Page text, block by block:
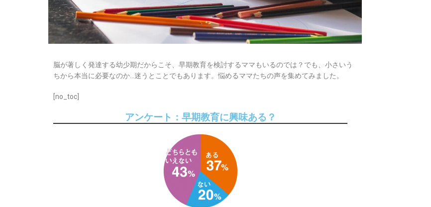
脳が著しく発達する幼少期だからこそ、早期教育を検討するママもいるのでは？でも、小さいう
ちから本当に必要なのか…迷うとことでもあります。悩めるママたちの声を集めてみました。
[no_toc]
アンケート：早期教育に興味ある？